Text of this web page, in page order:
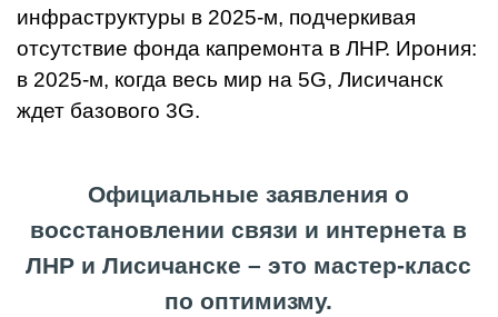
инфраструктуры в 2025-м, подчеркивая
отсутствие фонда капремонта в ЛНР. Ирония:
в 2025-м, когда весь мир на 5G, Лисичанск
ждет базового 3G.
Официальные заявления о
восстановлении связи и интернета в
ЛНР и Лисичанске – это мастер-класс
по оптимизму.